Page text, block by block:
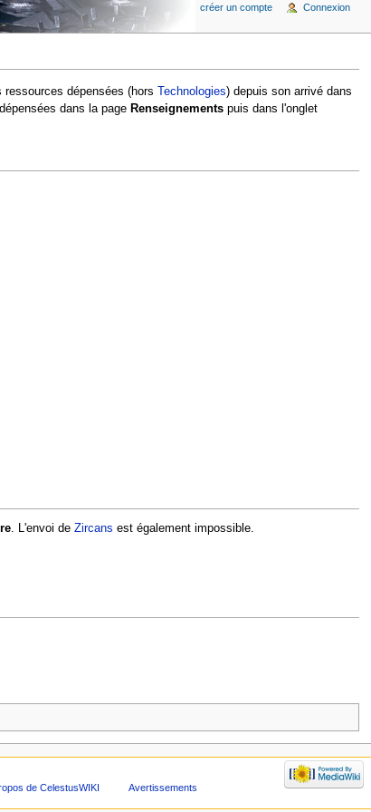
dépensées (hors
Technologies) depuis son arrivé dans
dans la page Renseignementspuis dans l'onglet
. L'envoi de Zircans est également impossible.
créer un compte Connexion
de CelestusWIKI Avertissements